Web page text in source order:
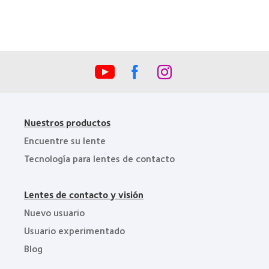
Nuestros productos
Encuentre su lente
Tecnología para lentes de contacto
Lentes de contacto y visión
Nuevo usuario
Usuario experimentado
Blog